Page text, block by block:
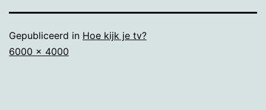
Gepubliceerd in Hoe kijk je tv?
Volledige
6000 × 4000